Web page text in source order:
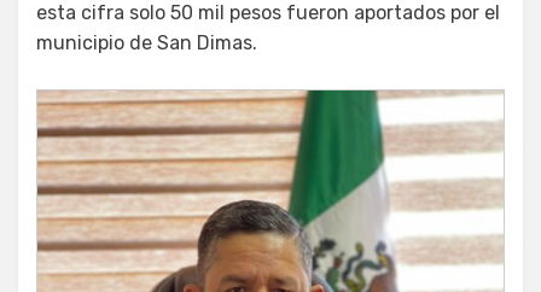
esta cifra solo 50 mil pesos fueron aportados por el
municipio de San Dimas.